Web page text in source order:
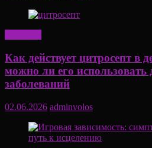
Как действует цитросепт в
можно ли его
заболеваний
02.06.2026 adminvolos